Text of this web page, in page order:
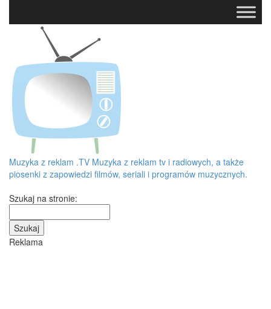
Muzyka z reklam .TV Muzyka z reklam tv i radiowych, a także
piosenki z zapowiedzi filmów, seriali i programów muzycznych.
Szukaj na stronie:
Reklama